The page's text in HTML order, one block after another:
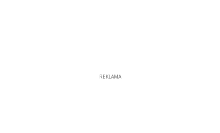
REKLAMA